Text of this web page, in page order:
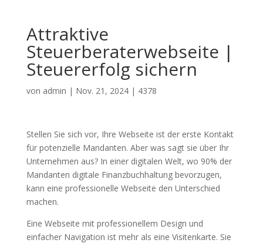
Attraktive
Steuerberaterwebseite |
Steuererfolg sichern
von admin | Nov. 21, 2024| 4378
Stellen Sie sich vor, Ihre Webseite ist der erste Kontakt
für potenzielle Mandanten. Aber was sagt sie über Ihr
Unternehmen aus? In einer digitalen Welt, wo 90% der
Mandanten digitale Finanzbuchhaltung bevorzugen,
kann eine professionelle Webseite den Unterschied
machen.
Eine Webseite mit professionellem Design und
einfacher Navigation ist mehr als eine Visitenkarte. Sie